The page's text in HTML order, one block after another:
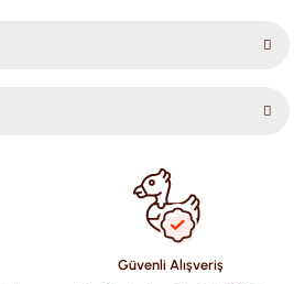
noktaları öneri formunu
ederiz.
Güvenli Alışveriş